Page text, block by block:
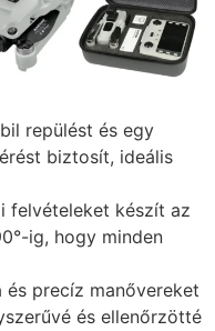
repülést és egy
biztosít, ideális
felvételeket készít az
ig, hogy minden
és precíz manővereket
és ellenőrzötté